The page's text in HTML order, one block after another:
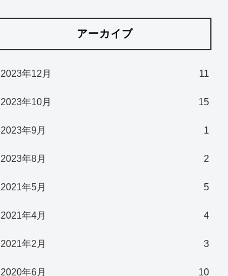
アーカイブ
2023年12月 11
2023年10月 15
2023年9月 1
2023年8月 2
2021年5月 5
2021年4月 4
2021年2月 3
2020年6月 10